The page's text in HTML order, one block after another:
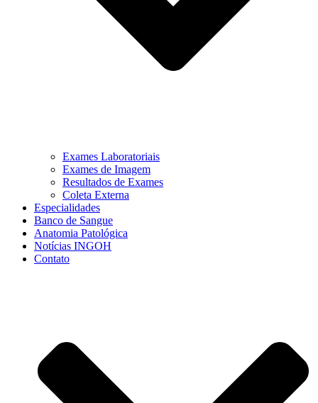
Exames Laboratoriais
Exames de Imagem
Resultados de Exames
Coleta Externa
Especialidades
Banco de Sangue
Anatomia Patológica
Notícias INGOH
Contato